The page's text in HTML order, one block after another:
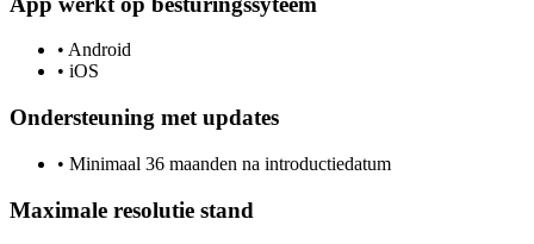
• Android
• iOS
Ondersteuning met updates
• Minimaal 36 maanden na introductiedatum
Maximale resolutie stand